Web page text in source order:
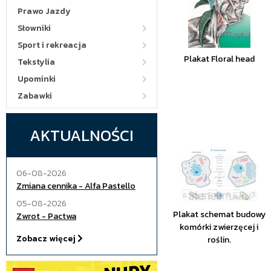
Prawo Jazdy
Słowniki
Sport i rekreacja
Tekstylia
Upominki
Zabawki
AKTUALNOŚCI
06-08-2026
Zmiana cennika - Alfa Pastello
05-08-2026
Zwrot - Pactwa
Zobacz więcej
Plakat Floral head
Plakat schemat budowy
komórki zwierzęcej i
roślin.